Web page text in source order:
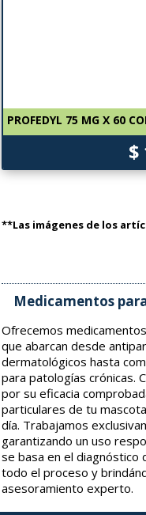
PROFEDYL 75 MG X 60
$
**Las imágenes de los
Medicamentos
Ofrecemos
que abarcan desde
dermatológicos hasta
para patologías crónicas.
por su eficacia
particulares de tu
día. Trabajamos
garantizando un uso
se basa en el diagnóstico
todo el proceso y
asesoramiento experto.